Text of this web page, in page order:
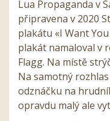
Lua Propaganda v
připravena v 2020
plakátu «I Want
plakát namaloval v
Flagg. Na místě
Na samotný
odznáčku na
opravdu malý ale